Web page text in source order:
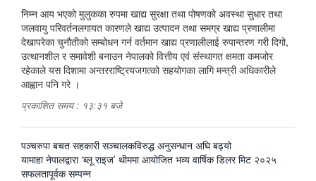
निम्न आय भएको मुलुकका रुपमा खाद्य सुरक्षा तथा पोषणको अवस्था सुधार तथा
जलवायु परिवर्तनलगायत कारणले खाद्य उत्पादन तथा समग्र खाद्य प्रणालीमा
देखापरेका चुनौतीको सम्बोधन गर्न वर्तमान खाद्य प्रणालीलाई रुपान्तरण गरी दिगो,
उत्थानशील र समावेशी बनाउन नेपालको वित्तीय एवं संस्थागत क्षमता कमजोर
रहेकाले यस दिशामा अन्तरराष्ट्रियजगत्को सहयोगका लागि मन्त्री अधिकारीले
आह्वान पनि गरे ।
प्रकाशित समय : १३:३१ बजे
पछिल्लाे
-
पञ्चरुपा बचत सहकारी सञ्चालकविरुद्ध अनुसन्धान अघि बढ्यो
अघिल्लाे
-
यामाहा नेपालद्वारा ‘ब्लू राइज’ थीममा आयोजित भव्य वार्षिक डिलर मिट २०२५
सफलतापूर्वक सम्पन्न